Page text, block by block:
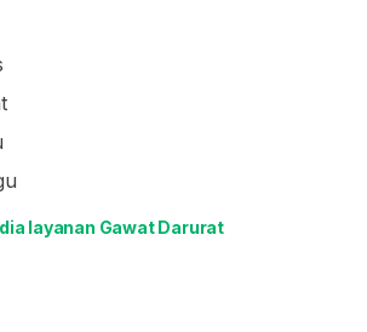
layanan Gawat Darurat